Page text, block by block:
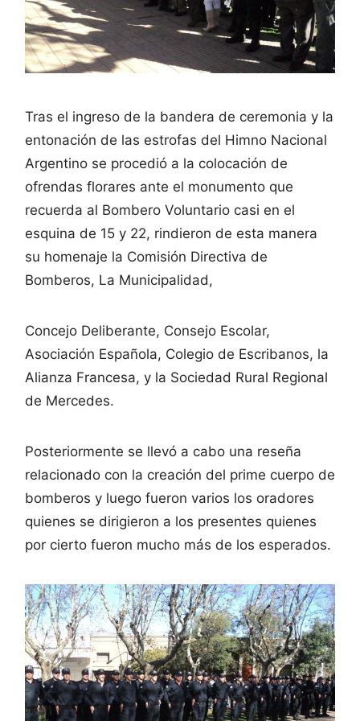
Tras el ingreso de la bandera de ceremonia y la
entonación de las estrofas del Himno Nacional
Argentino se procedió a la colocación de
ofrendas florares ante el monumento que
recuerda al Bombero Voluntario casi en el
esquina de 15 y 22, rindieron de esta manera
su homenaje la Comisión Directiva de
Bomberos, La Municipalidad,
Concejo Deliberante, Consejo Escolar,
Asociación Española, Colegio de Escribanos, la
Alianza Francesa, y la Sociedad Rural Regional
de Mercedes.
Posteriormente se llevó a cabo una reseña
relacionado con la creación del prime cuerpo de
bomberos y luego fueron varios los oradores
quienes se dirigieron a los presentes quienes
por cierto fueron mucho más de los esperados.